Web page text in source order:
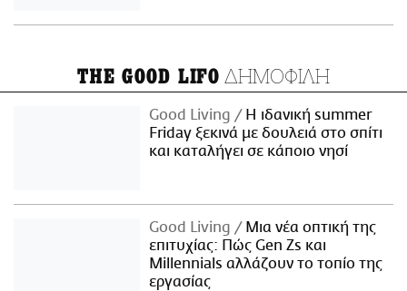
THE GOOD LIFO ΔΗΜΟΦΙΛΗ
Good Living
Η ιδανική summer
Friday ξεκινά με δουλειά στο σπίτι
και καταλήγει σε κάποιο νησί
Good Living
Μια νέα οπτική της
επιτυχίας: Πώς Gen Zs και
Millennials αλλάζουν το τοπίο της
εργασίας